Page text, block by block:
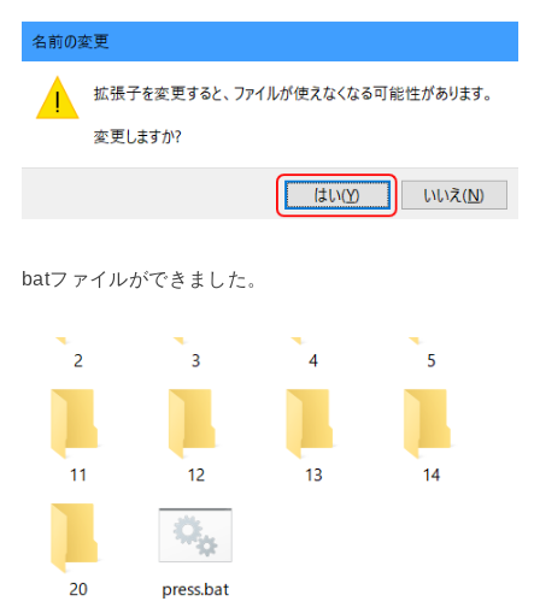
batファイルができました。